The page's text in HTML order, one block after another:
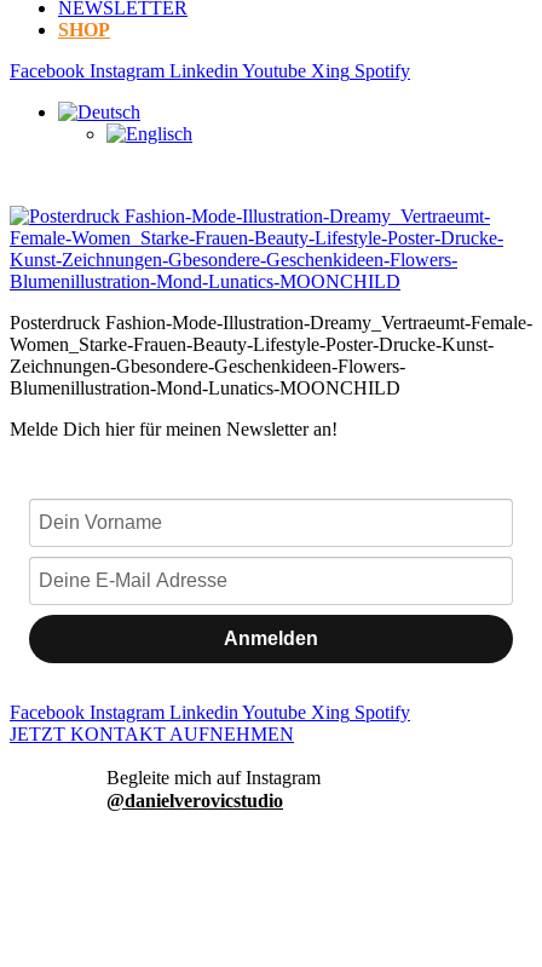
NEWSLETTER
SHOP
Facebook Instagram Linkedin Youtube Xing Spotify
Posterdruck Fashion-Mode-Illustration-Dreamy_Vertraeumt-Female-
Women_Starke-Frauen-Beauty-Lifestyle-Poster-Drucke-Kunst-
Zeichnungen-Gbesondere-Geschenkideen-Flowers-
Blumenillustration-Mond-Lunatics-MOONCHILD
Melde Dich hier für meinen Newsletter an!
Anmelden
Facebook Instagram Linkedin Youtube Xing Spotify
JETZT KONTAKT AUFNEHMEN
danielverovicstudio